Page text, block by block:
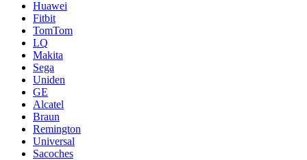
Huawei
Fitbit
TomTom
LQ
Makita
Sega
Uniden
GE
Alcatel
Braun
Remington
Universal
Sacoches